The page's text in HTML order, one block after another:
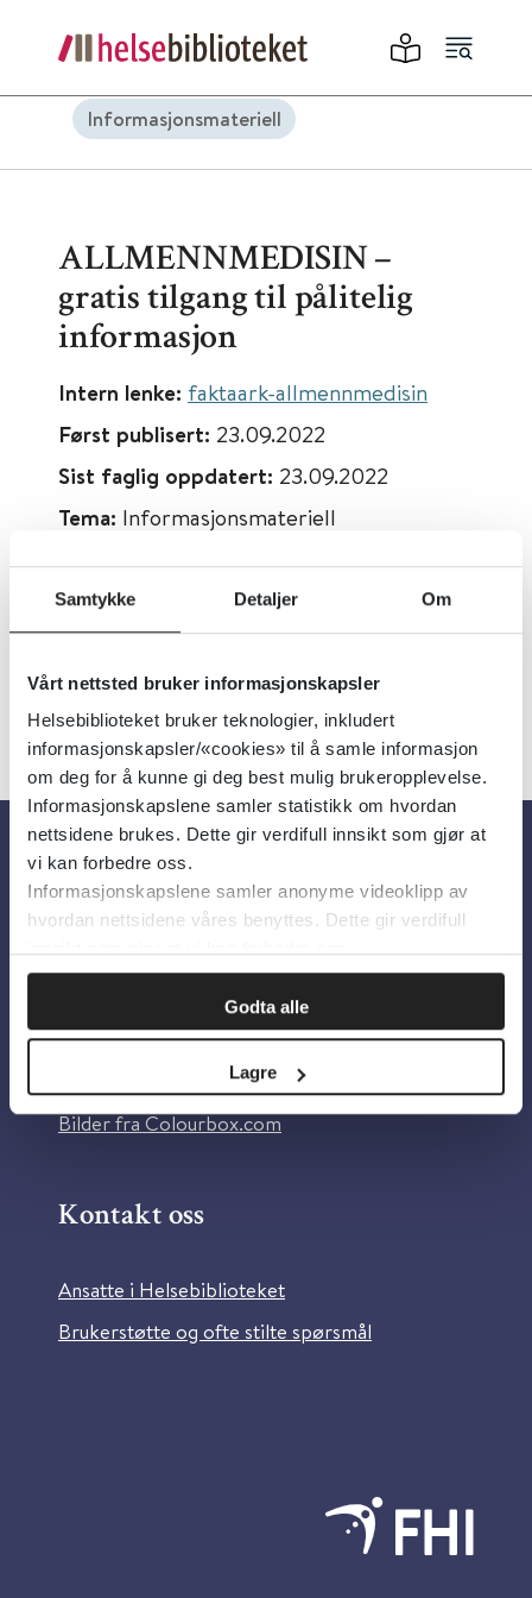
Samtykke Detaljer Om
Vårt nettsted bruker informasjonskapsler
Helsebiblioteket bruker teknologier, inkludert
informasjonskapsler/«cookies» til å samle informasjon
om deg for å kunne gi deg best mulig brukeropplevelse.
Informasjonskapslene samler statistikk om hvordan
nettsidene brukes. Dette gir verdifull innsikt som gjør at
vi kan forbedre oss.
Informasjonskapslene samler anonyme videoklipp av
hvordan nettsidene våres benyttes. Dette gir verdifull
Godta alle
Lagre
Informasjonsmateriell
ALLMENNMEDISIN –
gratis tilgang til pålitelig
informasjon
Intern lenke: faktaark-allmennmedisin
Først publisert: 23.09.2022
Sist faglig oppdatert: 23.09.2022
Tema: Informasjonsmateriell
Utgiver:Helsebiblioteket
Språk:Norsk
Om oss
Om Helsebiblioteket
Personvern og informasjonskapsler
Tilgjengelighetserklæring
Information in English
Bilder fra Colourbox.com
Kontakt oss
Ansatte i Helsebiblioteket
Brukerstøtte og ofte stilte spørsmål